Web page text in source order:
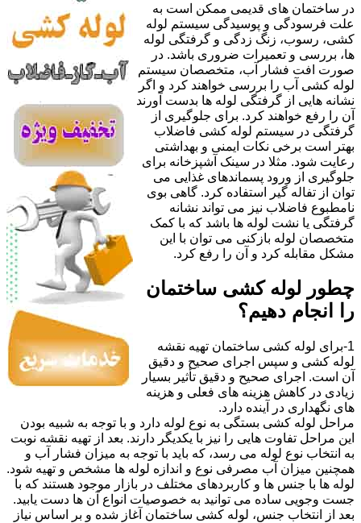
در ساختمان های قدیمی ممکن است به
علت فرسودگی و پوسیدگی سیستم لوله
کشی، رسوب، زنگ زدگی و گرفتگی لوله
ها، بررسی و تعمیرات ضروری باشد. در
صورت افت فشار آب، متخصصان سیستم
لوله کشی آب را بررسی خواهند کرد و اگر
نشانه هایی از گرفتگی لوله ها بدست آورند
آن را رفع خواهند کرد. برای جلوگیری از
گرفتگی در سیستم لوله کشی فاضلاب
بهتر است برخی نکات ایمنی و بهداشتی
رعایت شود. مثلا در سینک آشپزخانه برای
جلوگیری از ورود پسماندهای غذایی می
توان از تفاله گیر استفاده کرد. گاهی بوی
نامطبوع فاضلاب نیز می تواند نشانه
گرفتگی یا نشت لوله ها باشد که با کمک
متخصصان لوله بازکنی می توان با این
مشکل مقابله کرد و آن را رفع کرد.
چطور لوله کشی ساختمان
را انجام دهیم؟
1-برای لوله کشی ساختمان تهیه نقشه
لوله کشی و سپس اجرای صحیح و دقیق
آن است. اجرای صحیح و دقیق تأثیر بسیار
زیادی در کاهش هزینه های فعلی و هزینه
های نگهداری در آینده دارد.
مراحل لوله کشی بستگی به نوع لوله دارد و با توجه به شبیه بودن
این مراحل تفاوت هایی را نیز با یکدیگر دارند. بعد از تهیه نقشه نوبت
به انتخاب نوع لوله می رسد، که باید با توجه به میزان فشار آب و
همچنین میزان آب مصرفی نوع و اندازه لوله ها مشخص و تهیه شود.
لوله ها با جنس ها و کاربردهای مختلف در بازار موجود هستند که با
جست وجویی ساده می توانید به خصوصیات انواع آن ها دست یابید.
بعد از انتخاب جنس، لوله کشی ساختمان آغاز شده و بر اساس نیاز